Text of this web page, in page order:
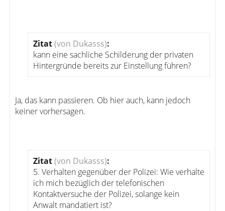
Zitat(von Dukasss):
kann eine sachliche Schilderung der privaten
Hintergründe bereits zur Einstellung führen?
Ja, das kann passieren. Ob hier auch, kann jedoch
keiner vorhersagen.
Zitat(von Dukasss):
5. Verhalten gegenüber der Polizei: Wie verhalte
ich mich bezüglich der telefonischen
Kontaktversuche der Polizei, solange kein
Anwalt mandatiert ist?